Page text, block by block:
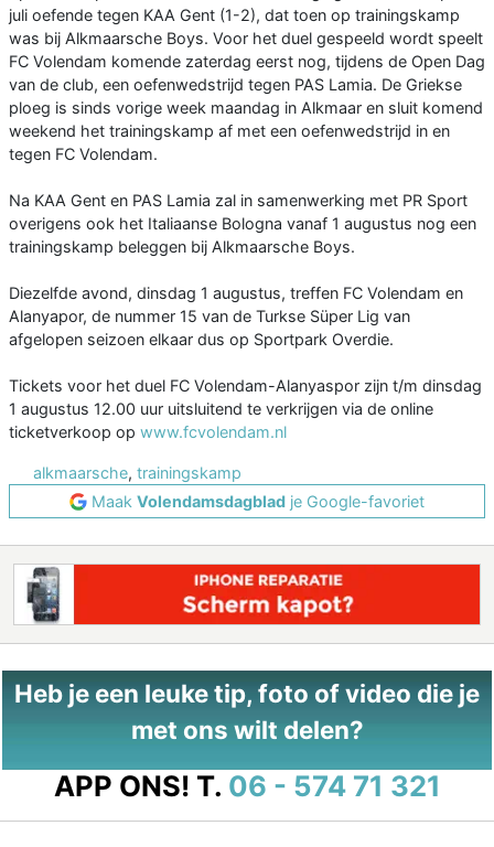
juli oefende tegen KAA Gent (1-2), dat toen op trainingskamp
was bij Alkmaarsche Boys. Voor het duel gespeeld wordt speelt
FC Volendam komende zaterdag eerst nog, tijdens de Open Dag
van de club, een oefenwedstrijd tegen PAS Lamia. De Griekse
ploeg is sinds vorige week maandag in Alkmaar en sluit komend
weekend het trainingskamp af met een oefenwedstrijd in en
tegen FC Volendam.
Na KAA Gent en PAS Lamia zal in samenwerking met PR Sport
overigens ook het Italiaanse Bologna vanaf 1 augustus nog een
trainingskamp beleggen bij Alkmaarsche Boys.
Diezelfde avond, dinsdag 1 augustus, treffen FC Volendam en
Alanyapor, de nummer 15 van de Turkse Süper Lig van
afgelopen seizoen elkaar dus op Sportpark Overdie.
Tickets voor het duel FC Volendam-Alanyaspor zijn t/m dinsdag
1 augustus 12.00 uur uitsluitend te verkrijgen via de online
ticketverkoop op www.fcvolendam.nl
alkmaarsche, trainingskamp
Maak Volendamsdagblad je Google-favoriet
Heb je een leuke tip, foto of video die je
met ons wilt delen?
APP ONS! T. 06 - 574 71 321